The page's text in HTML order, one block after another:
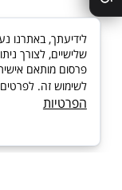
שלישיים, לצורך
פרסום מותאם
לשימוש זה. לפרטים
הפרטיות